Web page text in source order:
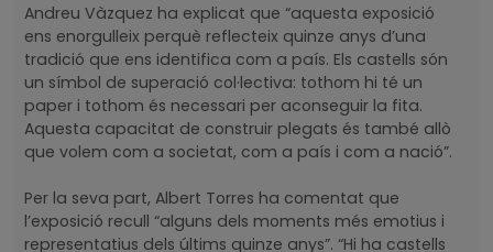
Andreu Vàzquez ha explicat que “aquesta exposició
ens enorgulleix perquè reflecteix quinze anys d’una
tradició que ens identifica com a país. Els castells són
un símbol de superació col·lectiva: tothom hi té un
paper i tothom és necessari per aconseguir la fita.
Aquesta capacitat de construir plegats és també allò
que volem com a societat, com a país i com a nació”.
Per la seva part, Albert Torres ha comentat que
l’exposició recull “alguns dels moments més emotius i
representatius dels últims quinze anys”. “Hi ha castells